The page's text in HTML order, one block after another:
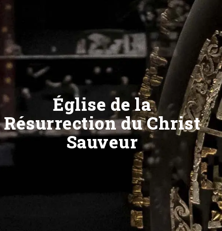
Église de la
Résurrection du Christ
Sauveur